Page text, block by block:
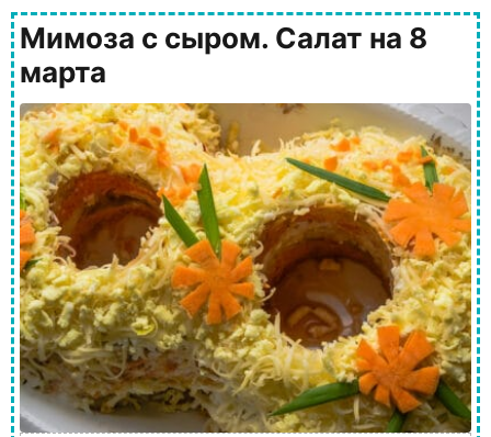
Мимоза с сыром. Салат на 8
марта